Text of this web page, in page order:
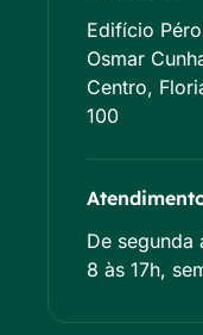
Edifício
Osmar
Centro,
100
De segunda
8 às 17h,